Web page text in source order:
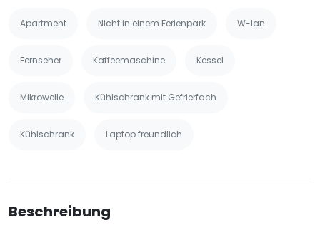
Apartment Nicht in einem Ferienpark W-lan
Fernseher Kaffeemaschine Kessel
Mikrowelle Kühlschrank mit Gefrierfach
Kühlschrank Laptop freundlich
Beschreibung